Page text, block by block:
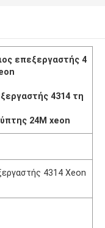
επεξεργαστής 4
4314 τη
24M xeon
4314 Xeon